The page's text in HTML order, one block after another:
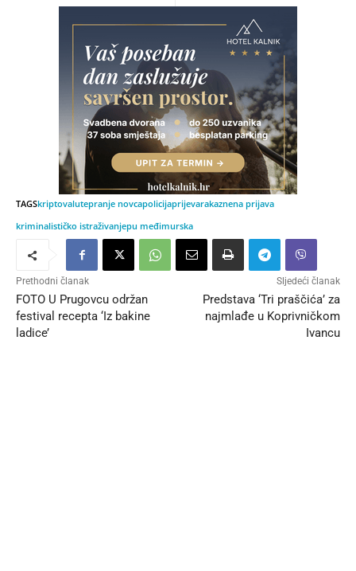
TAGSkriptovalutepranje novcapolicijaprijevarakaznena prijava
kriminalističko istraživanjepu međimurska
Prethodni članak
FOTO U Prugovcu održan
festival recepta ‘Iz bakine
ladice’
Sljedeći članak
Predstava ‘Tri praščića’ za
najmlađe u Koprivničkom
Ivancu